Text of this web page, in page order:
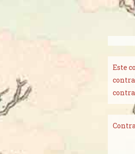
Este